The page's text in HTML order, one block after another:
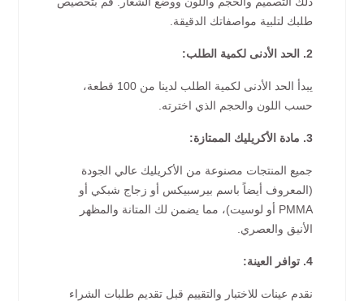
طلبك لتلبية مواصفاتك الدقيقة.
2. الحد الأدنى لكمية الطلب:
يبدأ الحد الأدنى لكمية الطلب لدينا من 100 قطعة،
حسب اللون والحجم الذي اخترته.
3. مادة الأكريليك الممتازة:
جميع المنتجات مصنوعة من الأكريليك عالي الجودة
(المعروف أيضاً باسم بيرسبيكس أو زجاج شبكي أو
PMMA أو لوسيت)، مما يضمن لك المتانة والمظهر
الأنيق والعصري.
4. توافر العينة:
نقدم عينات للاختبار والتقييم قبل تقديم طلبات الشراء